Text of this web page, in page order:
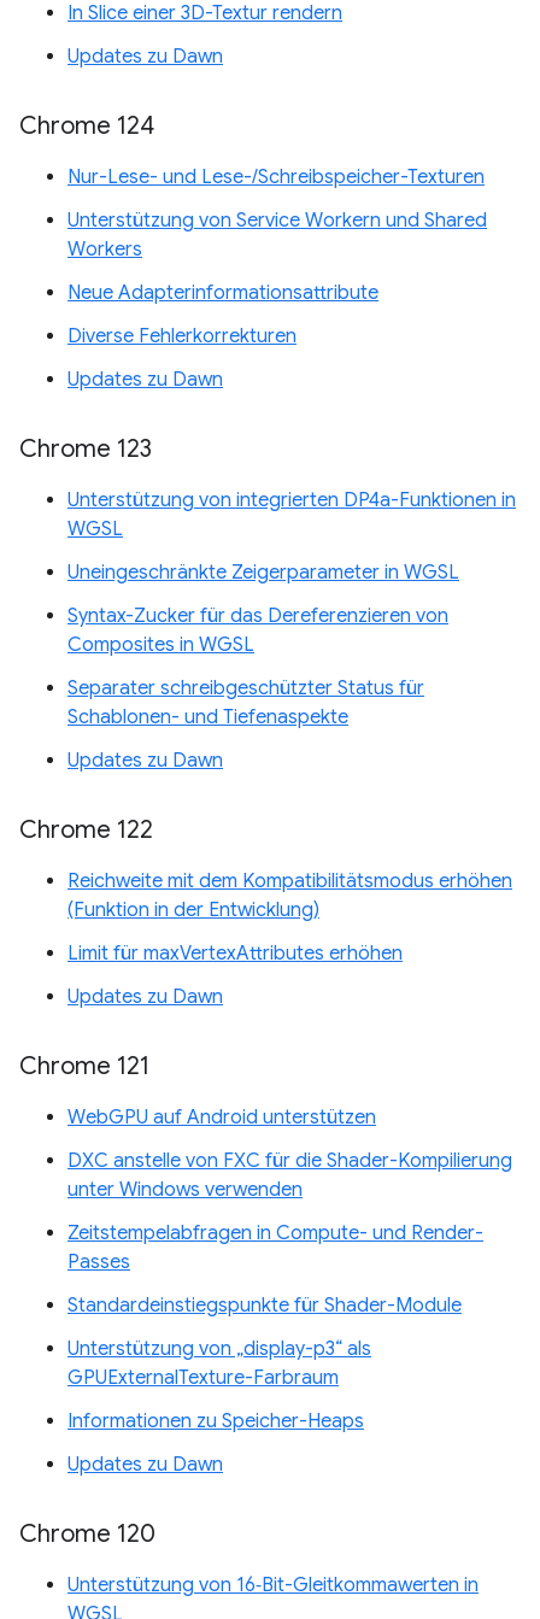
In Slice einer 3D-Textur rendern
Updates zu Dawn
Chrome 124
Nur-Lese- und Lese-/Schreibspeicher-Texturen
Unterstützung von Service Workern und Shared
Workers
Neue Adapterinformationsattribute
Diverse Fehlerkorrekturen
Updates zu Dawn
Chrome 123
Unterstützung von integrierten DP4a-Funktionen in
WGSL
Uneingeschränkte Zeigerparameter in WGSL
Syntax-Zucker für das Dereferenzieren von
Composites in WGSL
Separater schreibgeschützter Status für
Schablonen- und Tiefenaspekte
Updates zu Dawn
Chrome 122
Reichweite mit dem Kompatibilitätsmodus erhöhen
(Funktion in der Entwicklung)
Limit für maxVertexAttributes erhöhen
Updates zu Dawn
Chrome 121
WebGPU auf Android unterstützen
DXC anstelle von FXC für die Shader-Kompilierung
unter Windows verwenden
Zeitstempelabfragen in Compute- und Render-
Passes
Standardeinstiegspunkte für Shader-Module
Unterstützung von „display-p3“ als
GPUExternalTexture-Farbraum
Informationen zu Speicher-Heaps
Updates zu Dawn
Chrome 120
Unterstützung von 16‑Bit-Gleitkommawerten in
WGSL